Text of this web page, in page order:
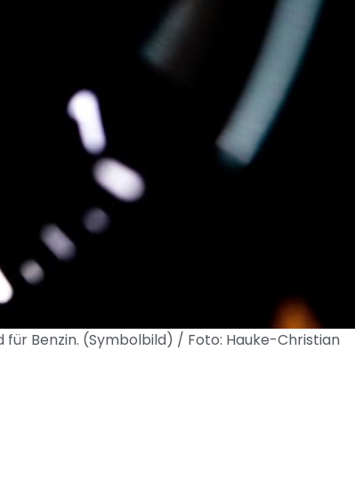
Benzin. (Symbolbild) / Foto: Hauke-Christian